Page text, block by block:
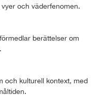
och väderfenomen.
berättelser om
och kulturell kontext, med